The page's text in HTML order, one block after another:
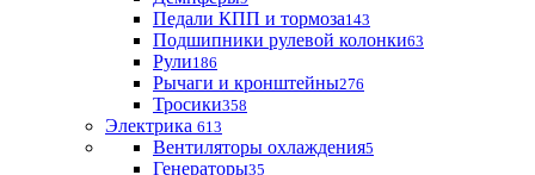
Педали КПП и тормоза143
Подшипники рулевой колонки63
Рули186
Рычаги и кронштейны276
Тросики358
Электрика 613
Вентиляторы охлаждения5
Генераторы35